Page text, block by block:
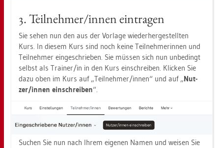
3. Teil­neh­mer/innen ein­tra­gen
Sie sehen nun den aus der Vor­la­ge wie­der­her­ge­stell­ten
Kurs. In die­sem Kurs sind noch keine Teil­neh­me­rin­nen und
Teil­neh­mer ein­ge­schrie­ben. Sie müs­sen sich nun un­be­dingt
selbst als Trai­ner/in in den Kurs ein­schrei­ben. Kli­cken Sie
dazu oben im Kurs auf „Teil­neh­mer/innen“ und auf „Nut­
zer/innen ein­schrei­ben“.
Su­chen Sie nun nach Ihrem ei­ge­nen Namen und wei­sen Sie